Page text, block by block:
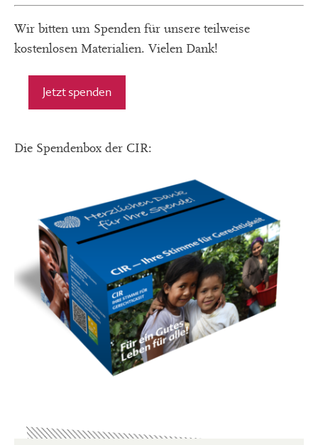
Wir bitten um Spenden für unsere teilweise
kostenlosen Materialien. Vielen Dank!
Jetzt spenden
Die Spendenbox der CIR: